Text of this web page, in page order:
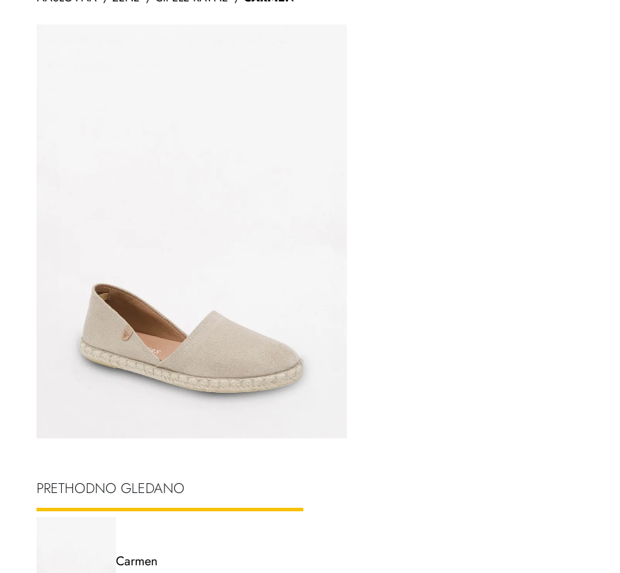
PRETHODNO GLEDANO
Carmen